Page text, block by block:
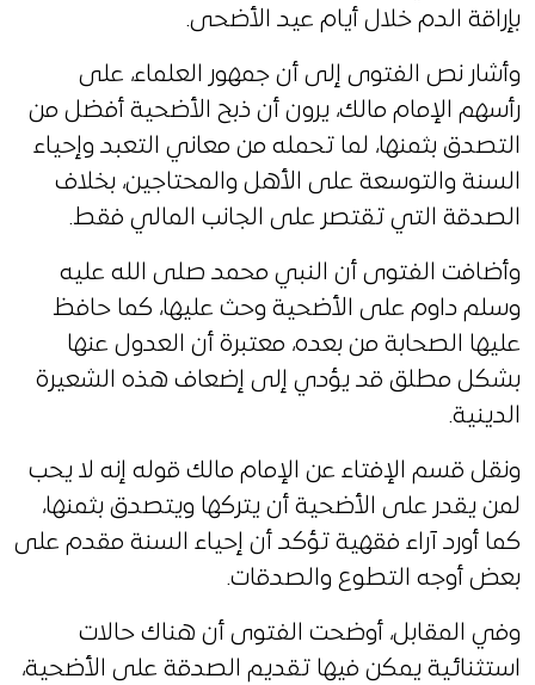
بإراقة الدم خلال أيام عيد الأضحى.
وأشار نص الفتوى إلى أن جمهور العلماء، على
رأسهم الإمام مالك، يرون أن ذبح الأضحية أفضل من
التصدق بثمنها، لما تحمله من معاني التعبد وإحياء
السنة والتوسعة على الأهل والمحتاجين، بخلاف
الصدقة التي تقتصر على الجانب المالي فقط.
وأضافت الفتوى أن النبي محمد صلى الله عليه
وسلم داوم على الأضحية وحث عليها، كما حافظ
عليها الصحابة من بعده، معتبرة أن العدول عنها
بشكل مطلق قد يؤدي إلى إضعاف هذه الشعيرة
الدينية.
ونقل قسم الإفتاء عن الإمام مالك قوله إنه لا يحب
لمن يقدر على الأضحية أن يتركها ويتصدق بثمنها،
كما أورد آراء فقهية تؤكد أن إحياء السنة مقدم على
بعض أوجه التطوع والصدقات.
وفي المقابل، أوضحت الفتوى أن هناك حالات
استثنائية يمكن فيها تقديم الصدقة على الأضحية،